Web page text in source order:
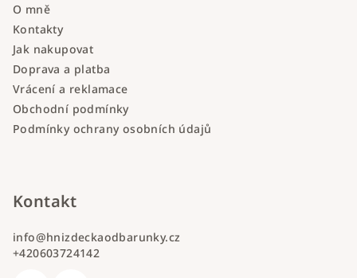
O mně
Kontakty
Jak nakupovat
Doprava a platba
Vrácení a reklamace
Obchodní podmínky
Podmínky ochrany osobních údajů
Kontakt
info@hnizdeckaodbarunky.cz
+420603724142